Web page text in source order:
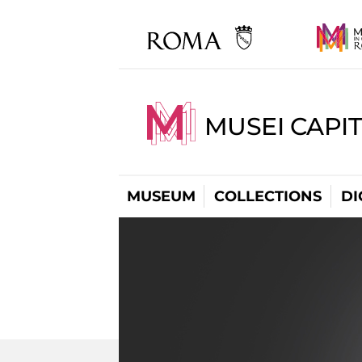
MUSEI
MUSEUM COLLECTIONS